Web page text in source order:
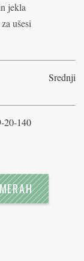
jekla
ušesi
Srednji
20-140